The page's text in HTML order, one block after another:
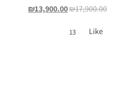
₪17,900.00
₪13,900.00
Like
13